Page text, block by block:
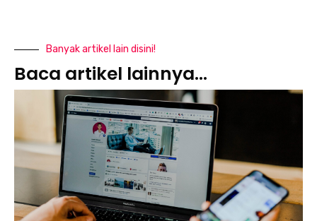
Banyak artikel lain disini!
Baca artikel lainnya...